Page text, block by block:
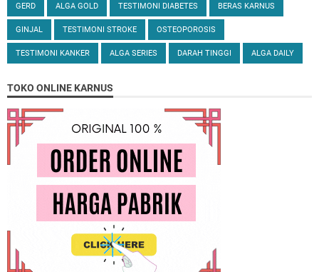
GERD ALGA GOLD TESTIMONI DIABETES BERAS KARNUS
GINJAL TESTIMONI STROKE OSTEOPOROSIS
TESTIMONI KANKER ALGA SERIES DARAH TINGGI ALGA DAILY
TOKO ONLINE KARNUS